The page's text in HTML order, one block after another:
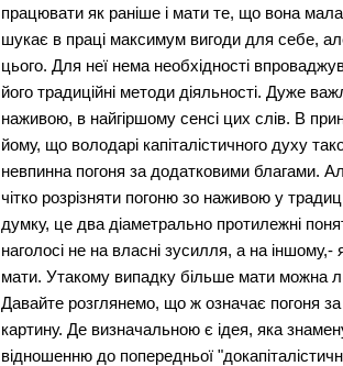
працювати як раніше і мати те, що вона
шукає в праці максимум вигоди для себе,
цього. Для неї нема необхідності
його традиційні методи діяльності. Дуже
наживою, в найгіршому сенсі цих слів. В
йому, що володарі капіталістичного духу
невпинна погоня за додатковими благами.
чітко розрізняти погоню зо наживою у
думку, це два діаметрально протилежні
наголосі не на власні зусилля, а на
мати. Утакому випадку більше мати можна
Давайте розглянемо, що ж означає погоня
картину. Де визначальною є ідея, яка
відношенню до попередньої